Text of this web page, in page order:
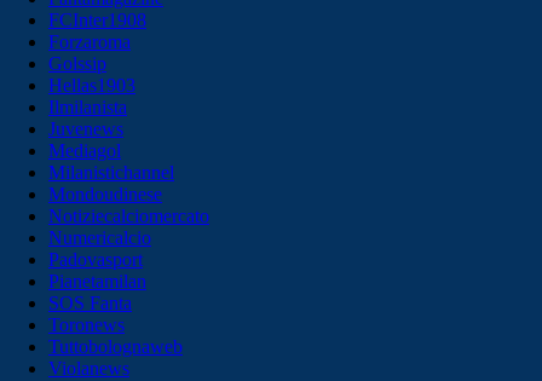
FCInter1908
Forzaroma
Golssip
Hellas1903
Ilmilanista
Juvenews
Mediagol
Milanistichannel
Mondoudinese
Notiziecalciomercato
Numericalcio
Padovasport
Pianetamilan
SOS Fanta
Toronews
Tuttobolognaweb
Violanews